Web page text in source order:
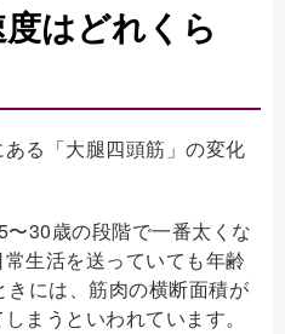
はどれくら
る「大腿四頭筋」の変化
30歳の段階で一番太くな
生活を送っていても年齢
には、筋肉の横断面積が
まうといわれています。